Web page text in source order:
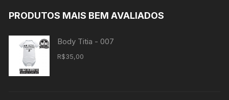
PRODUTOS MAIS BEM AVALIADOS
Body Titia - 007
R$35,00